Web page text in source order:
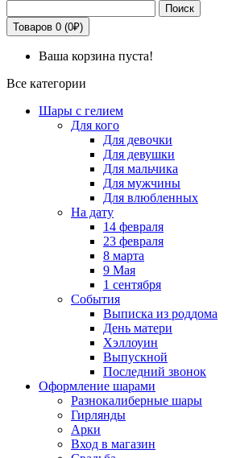
Поиск
Товаров 0 (0₽)
Ваша корзина пуста!
Все категории
Шары с гелием
Для кого
Для девочки
Для девушки
Для мальчика
Для мужчины
Для влюбленных
На дату
14 февраля
23 февраля
8 марта
9 Мая
1 сентября
События
Выписка из роддома
День матери
Хэллоуин
Выпускной
Последний звонок
Оформление шарами
Разнокалиберные шары
Гирлянды
Арки
Вход в магазин